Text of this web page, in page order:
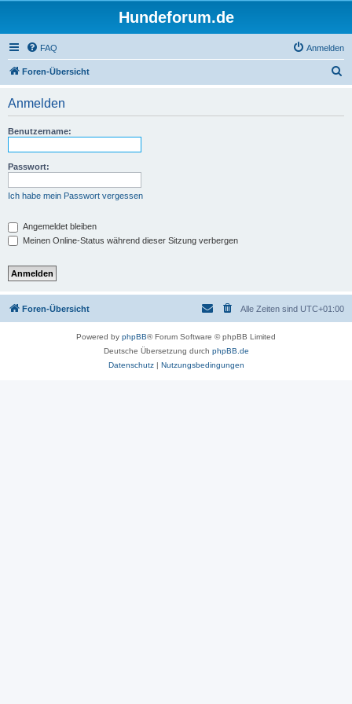
Hundeforum.de
FAQ Anmelden
Foren-Übersicht
Anmelden
Benutzername:
Passwort:
Ich habe mein Passwort vergessen
Angemeldet bleiben
Meinen Online-Status während dieser Sitzung verbergen
Foren-Übersicht Alle Zeiten sind UTC+01:00
Powered by phpBB® Forum Software © phpBB Limited
Deutsche Übersetzung durch phpBB.de
Datenschutz| Nutzungsbedingungen